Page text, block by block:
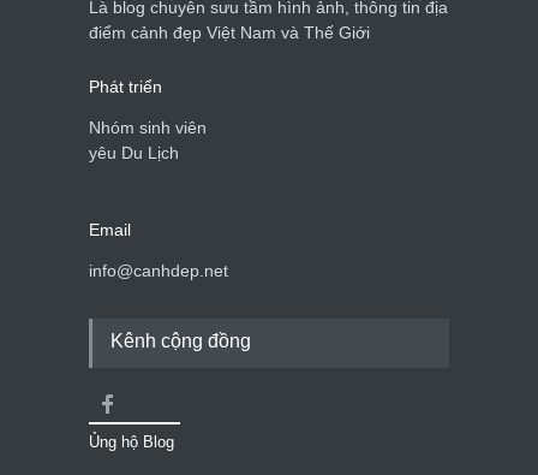
Cảnh đẹp Việt Nam 24/04/2020
Là blog chuyên sưu tầm hình ảnh, thông tin địa
điểm cảnh đẹp Việt Nam và Thế Giới
Phát triển
Nhóm sinh viên
yêu Du Lịch
Email
info@canhdep.net
Kênh cộng đồng
Ủng hộ Blog